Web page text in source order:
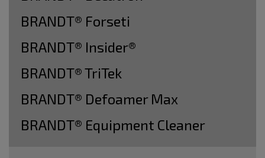
BRANDT® Forseti
BRANDT® Insider®
BRANDT® TriTek
BRANDT® Defoamer Max
BRANDT® Equipment Cleaner